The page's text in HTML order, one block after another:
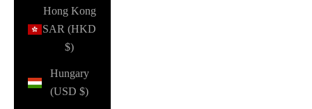
Hong Kong
SAR (HKD
$)
Hungary
(USD $)